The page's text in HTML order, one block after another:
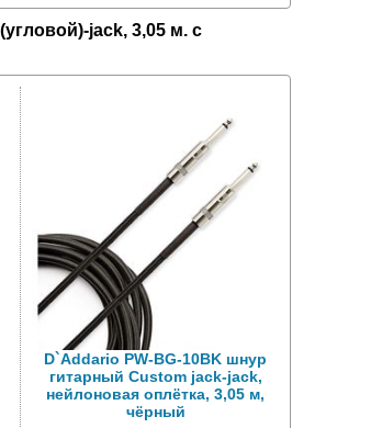
jack, 3,05 м. с
D`Addario PW-BG-10BK шнур
гитарный Custom jack-jack,
нейлоновая оплётка, 3,05 м,
чёрный